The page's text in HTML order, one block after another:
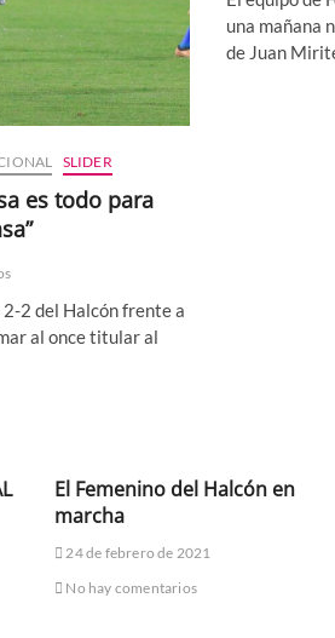
SLIDER
es todo para
2 del Halcón frente a
al once titular al
una mañana
de Juan
El Femenino del Halcón en
marcha
24 de febrero de 2021
No hay comentarios